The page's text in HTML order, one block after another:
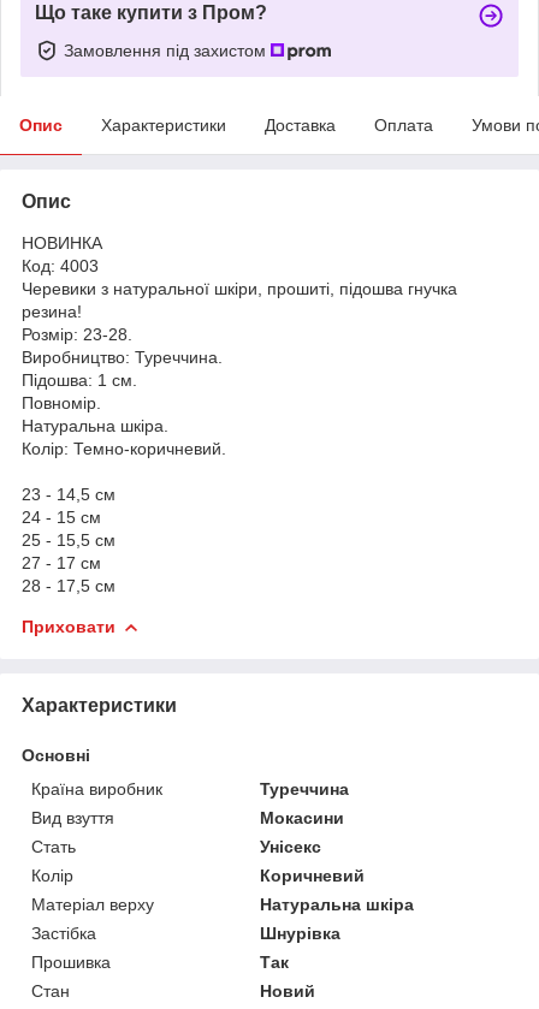
Що таке купити з Пром?
Замовлення під захистом
Опис Характеристики Доставка Оплата Умови
Опис
НОВИНКА
Код: 4003
Черевики з натуральної шкіри, прошиті, підошва гнучка
резина!
Розмір: 23-28.
Виробництво: Туреччина.
Підошва: 1 см.
Повномір.
Натуральна шкіра.
Колір: Темно-коричневий.
23 - 14,5 см
24 - 15 см
25 - 15,5 см
27 - 17 см
28 - 17,5 см
Приховати
Характеристики
Основні
Країна виробник
Туреччина
Вид взуття
Мокасини
Стать
Унісекс
Колір
Коричневий
Матеріал верху
Натуральна шкіра
Застібка
Шнурівка
Прошивка
Так
Стан
Новий